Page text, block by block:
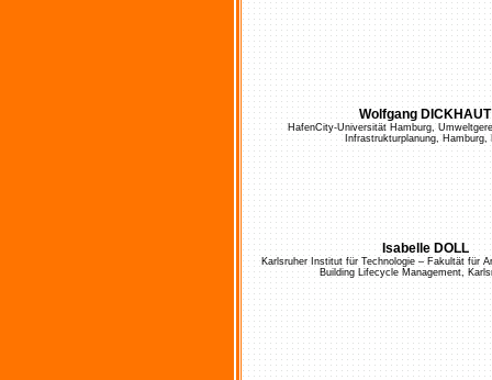
Wolfgang DICKHAUT
HafenCity-Universität Hamburg,
Infrastrukturplanung, Hamburg,
Isabelle DOLL
Karlsruher Institut für Technologie – Fakultät für
Building Lifecycle Management,